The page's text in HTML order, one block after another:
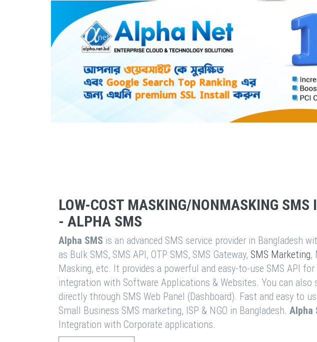
LOW-COST MASKING/NONMASKING SMS
- ALPHA SMS
Alpha SMS is an advanced SMS service provider in Bangladesh
as Bulk SMS, SMS API, OTP SMS, SMS Gateway, SMS Marketing,
Masking, etc. It provides a powerful and easy-to-use SMS API for
integration with Software Applications & Websites. You can also
directly through SMS Web Panel (Dashboard). Fast and easy to
Small Business SMS marketing, ISP & NGO in Bangladesh. Alpha
Integration with Corporate applications.